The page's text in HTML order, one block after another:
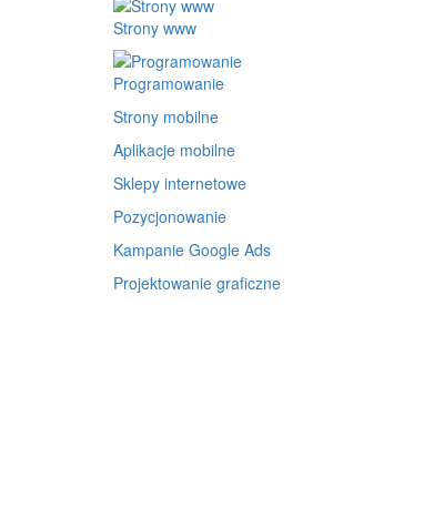
Strony www
Programowanie
Strony mobilne
Aplikacje mobilne
Sklepy internetowe
Pozycjonowanie
Kampanie Google Ads
Projektowanie graficzne